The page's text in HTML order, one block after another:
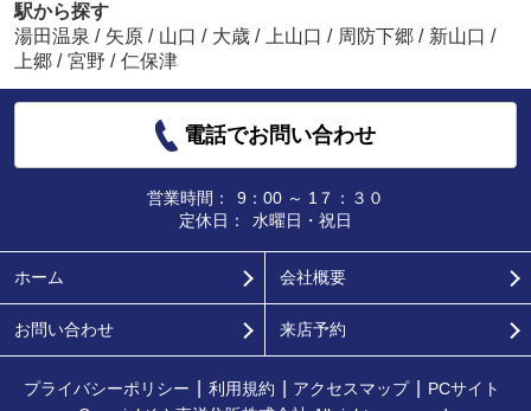
駅から探す
湯田温泉 / 矢原 / 山口 / 大歳 / 上山口 / 周防下郷 / 新山口 /
上郷 / 宮野 / 仁保津
電話でお問い合わせ
営業時間：
9：00 ～ 1７：３０
定休日：
水曜日・祝日
ホーム 会社概要
お問い合わせ 来店予約
プライバシーポリシー 利用規約 アクセスマップ
PCサイト